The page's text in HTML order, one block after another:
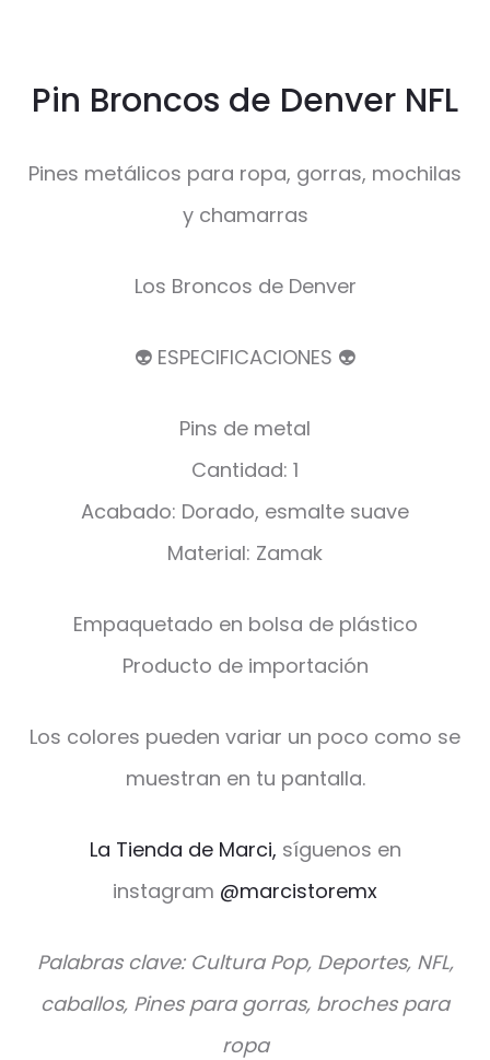
Pin Broncos de Denver NFL
Pines metálicos para ropa, gorras, mochilas
y chamarras
Los Broncos de Denver
👽 ESPECIFICACIONES 👽
Pins de metal
Cantidad: 1
Acabado: Dorado, esmalte suave
Material: Zamak
Empaquetado en bolsa de plástico
Producto de importación
Los colores pueden variar un poco como se
muestran en tu pantalla.
La Tienda de Marci, síguenos en
instagram @marcistoremx
Palabras clave: Cultura Pop, Deportes, NFL,
caballos, Pines para gorras, broches para
ropa